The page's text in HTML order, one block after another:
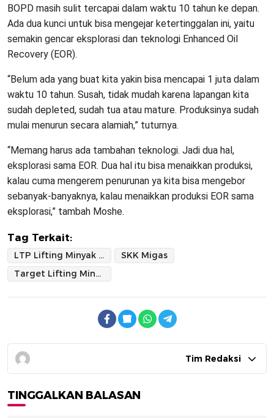
BOPD masih sulit tercapai dalam waktu 10 tahun ke depan.
Ada dua kunci untuk bisa mengejar ketertinggalan ini, yaitu
semakin gencar eksplorasi dan teknologi Enhanced Oil
Recovery (EOR).
“Belum ada yang buat kita yakin bisa mencapai 1 juta dalam
waktu 10 tahun. Susah, tidak mudah karena lapangan kita
sudah depleted, sudah tua atau mature. Produksinya sudah
mulai menurun secara alamiah,” tuturnya.
“Memang harus ada tambahan teknologi. Jadi dua hal,
eksplorasi sama EOR. Dua hal itu bisa menaikkan produksi,
kalau cuma mengerem penurunan ya kita bisa mengebor
sebanyak-banyaknya, kalau menaikkan produksi EOR sama
eksplorasi,” tambah Moshe.
Tag Terkait:
LTP Lifting Minyak Nasional
SKK Migas
Target Lifting Minyak 1 Juta Barel 2030
Tim Redaksi
TINGGALKAN BALASAN